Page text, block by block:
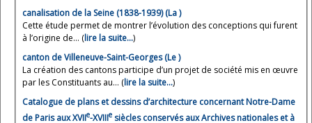
canalisation de la Seine (1838-1939) (La )
Cette étude permet de montrer l’évolution des conceptions qui furent
à l’origine de... (lire la suite…)
canton de Villeneuve-Saint-Georges (Le )
La création des cantons participe d’un projet de société mis en œuvre
par les Constituants au... (lire la suite…)
Catalogue de plans et dessins d’architecture concernant Notre-Dame
de Paris aux XVIIe-XVIIIe siècles conservés aux Archives nationales et à